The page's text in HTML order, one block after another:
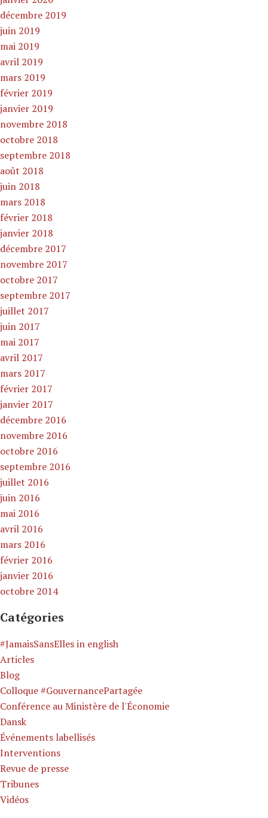
décembre 2019
juin 2019
mai 2019
avril 2019
mars 2019
février 2019
janvier 2019
novembre 2018
octobre 2018
septembre 2018
août 2018
juin 2018
mars 2018
février 2018
janvier 2018
décembre 2017
novembre 2017
octobre 2017
septembre 2017
juillet 2017
juin 2017
mai 2017
avril 2017
mars 2017
février 2017
janvier 2017
décembre 2016
novembre 2016
octobre 2016
septembre 2016
juillet 2016
juin 2016
mai 2016
avril 2016
mars 2016
février 2016
janvier 2016
octobre 2014
Catégories
#JamaisSansElles in english
Articles
Blog
Colloque #GouvernancePartagée
Conférence au Ministère de l'Économie
Dansk
Événements labellisés
Interventions
Revue de presse
Tribunes
Vidéos